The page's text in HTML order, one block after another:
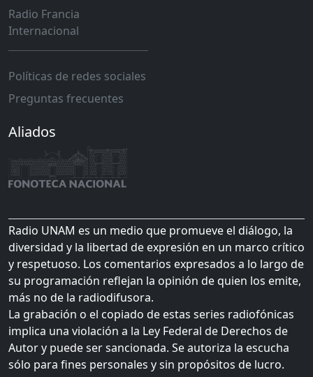
Radio Francia
Internacional
Políticas de redes sociales
Preguntas frecuentes
Aliados
Radio UNAM es un medio que promueve el diálogo, la
diversidad y la libertad de expresión en un marco crítico
y respetuoso. Los comentarios expresados a lo largo de
su programación reflejan la opinión de quien los emite,
más no de la radiodifusora.
La grabación o el copiado de estas series radiofónicas
implica una violación a la Ley Federal de Derechos de
Autor y puede ser sancionada. Se autoriza la escucha
sólo para fines personales y sin propósitos de lucro.